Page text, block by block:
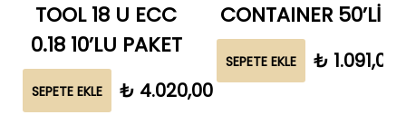
TOOL 18 U ECC
0.18 10’LU PAKET
SEPETE EKLE ₺ 4.020,00
CONTAINER 50’Lİ
SEPETE EKLE ₺ 1.091,00